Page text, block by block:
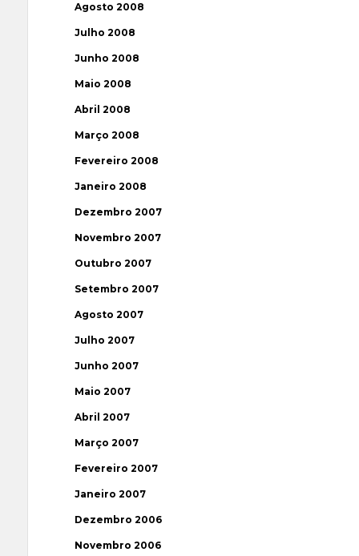
Agosto 2008
Julho 2008
Junho 2008
Maio 2008
Abril 2008
Março 2008
Fevereiro 2008
Janeiro 2008
Dezembro 2007
Novembro 2007
Outubro 2007
Setembro 2007
Agosto 2007
Julho 2007
Junho 2007
Maio 2007
Abril 2007
Março 2007
Fevereiro 2007
Janeiro 2007
Dezembro 2006
Novembro 2006